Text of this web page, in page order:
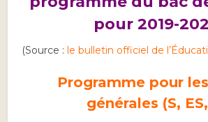
pour 2019-
(Source :le bulletin officiel de
Programme pour
générales (S,